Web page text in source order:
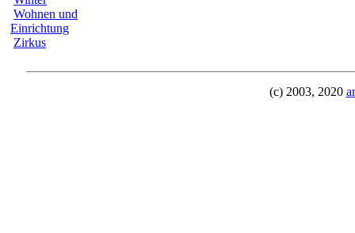
Wohnen und
Einrichtung
Zirkus
(c) 2003, 2020